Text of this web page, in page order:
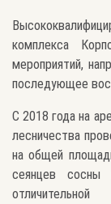
комплекса
мероприятий,
последующее
С 2018 года на
лесничества
на общей
сеянцев сосны